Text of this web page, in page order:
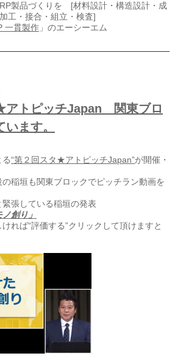
製品づくりを [材料設計・構造設計・成
工・接合・組立・検査]
一貫製作 」のエーシーエム
トピッチJapan 関東ブロ
ます。
“第２回スタ★アトピッチJapan”が開催・
稲垣も関東ブロックでピッチラン動画を
張している稲垣の発表
創り」
れば“評価する”クリックして頂けますと